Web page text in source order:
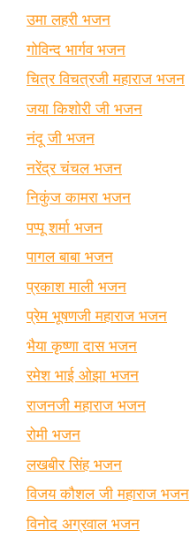
उमा लहरी भजन
गोविन्द भार्गव भजन
चित्र विचत्रजी महाराज भजन
जया किशोरी जी भजन
नंदू जी भजन
नरेंद्र चंचल भजन
निकुंज कामरा भजन
पप्पू शर्मा भजन
पागल बाबा भजन
प्रकाश माली भजन
प्रेम भूषणजी महाराज भजन
भैया कृष्णा दास भजन
रमेश भाई ओझा भजन
राजनजी महाराज भजन
रोमी भजन
लखबीर सिंह भजन
विजय कौशल जी महाराज भजन
विनोद अग्रवाल भजन